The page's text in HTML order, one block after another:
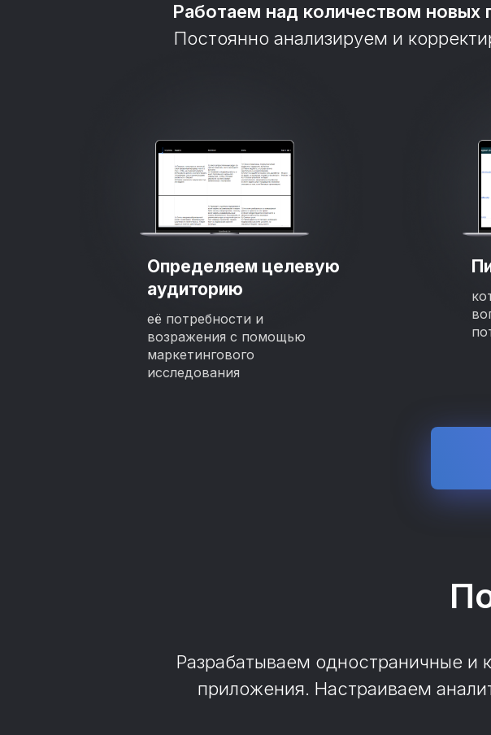
Работаем над количеством новых
Постоянно анализируем и
её потребности и
возражения с помощью
маркетингового
исследования
Определяем целевую
аудиторию
Разрабатываем одностраничные и
приложения. Настраиваем